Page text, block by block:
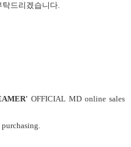
탁드리겠습니다.
OFFICIAL MD online sales
purchasing.